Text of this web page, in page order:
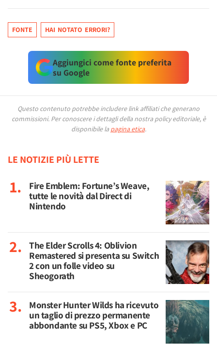
FONTE HAI NOTATO ERRORI?
Aggiungici come fonte preferita
su Google
Questo contenuto potrebbe includere link affiliati che generano
commissioni. Per conoscere i dettagli della nostra policy editoriale, è
disponibile la pagina etica.
LE NOTIZIE PIÙ LETTE
Fire Emblem: Fortune’s Weave,
tutte le novità dal Direct di
Nintendo
The Elder Scrolls 4: Oblivion
Remastered si presenta su Switch
2 con un folle video su
Sheogorath
Monster Hunter Wilds ha ricevuto
un taglio di prezzo permanente
abbondante su PS5, Xbox e PC